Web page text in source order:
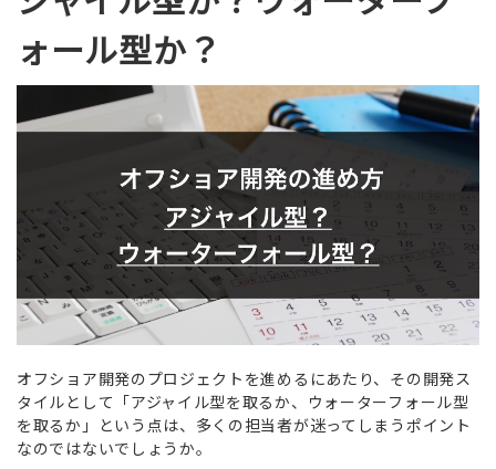
ォール型か？
オフショア開発のプロジェクトを進めるにあたり、その開発ス
タイルとして「アジャイル型を取るか、ウォーターフォール型
を取るか」という点は、多くの担当者が迷ってしまうポイント
なのではないでしょうか。